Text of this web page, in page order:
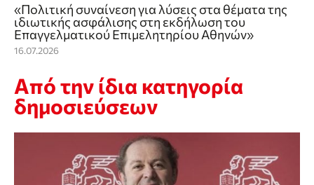
«Πολιτική συναίνεση για λύσεις στα θέματα της
ιδιωτικής ασφάλισης στη εκδήλωση του
Επαγγελματικού Επιμελητηρίου Αθηνών»
16.07.2026
Από την ίδια κατηγορία
δημοσιεύσεων